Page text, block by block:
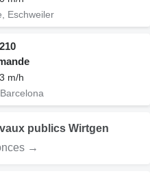
Eschweiler
m/h
publics Wirtgen
→